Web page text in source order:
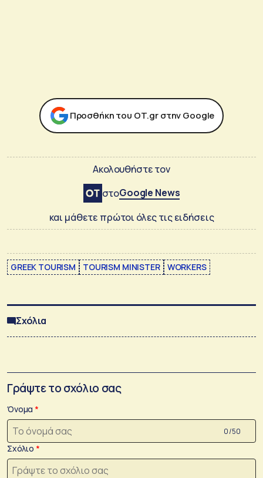
Προσθήκη του ΟΤ.gr στην Google
Ακολουθήστε τον
στοGoogle News
και μάθετε πρώτοι όλες τις ειδήσεις
GREEK TOURISM TOURISM MINISTER WORKERS
Σχόλια
Γράψτε το σχόλιο σας
Όνομα
0 /50
Σχόλιο